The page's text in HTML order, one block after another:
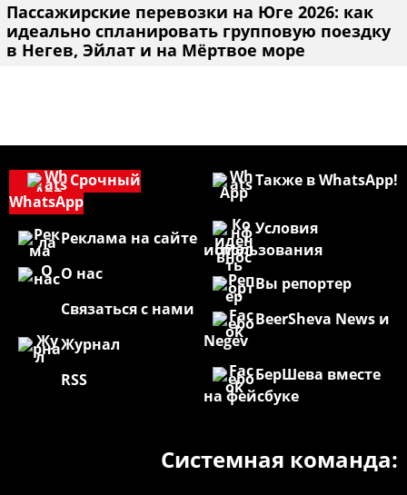
Пассажирские перевозки на Юге 2026: как
идеально спланировать групповую поездку
в Негев, Эйлат и на Мёртвое море
Также в WhatsApp!
Условия
использования
Вы репортер
BeerSheva News и
Negev
БерШева вместе
на фейсбуке
Срочный
WhatsApp
Реклама на сайте
О нас
Связаться с нами
Журнал
RSS
Системная команда: